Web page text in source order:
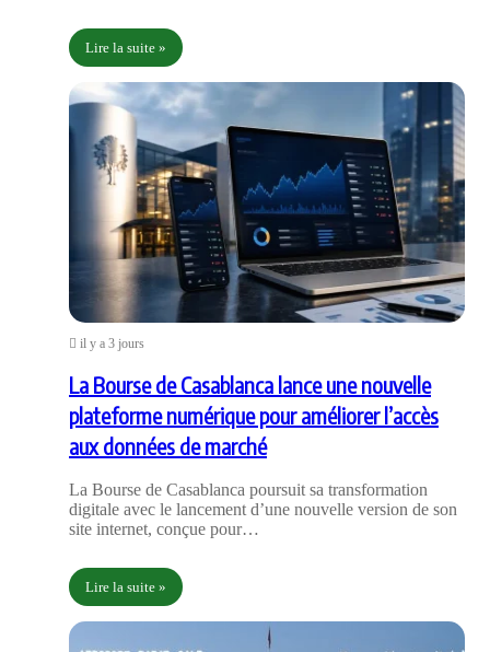
Lire la suite »
il y a 3 jours
La Bourse de Casablanca lance une nouvelle
plateforme numérique pour améliorer l’accès
aux données de marché
La Bourse de Casablanca poursuit sa transformation
digitale avec le lancement d’une nouvelle version de son
site internet, conçue pour…
Lire la suite »